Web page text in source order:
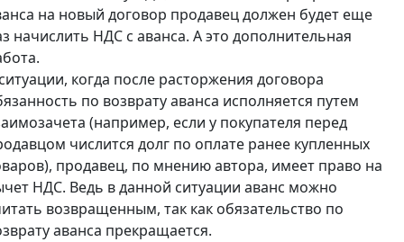
на новый договор продавец должен будет еще
начислить НДС с аванса. А это дополнительная
когда после расторжения договора
по возврату аванса исполняется путем
(например, если у покупателя перед
числится долг по оплате ранее купленных
продавец, по мнению автора, имеет право на
НДС. Ведь в данной ситуации аванс можно
возвращенным, так как обязательство по
аванса прекращается.